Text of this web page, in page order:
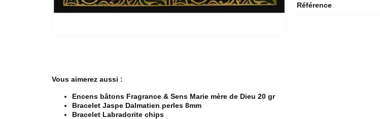
Référence
Vous aimerez aussi :
Encens bâtons Fragrance & Sens Marie mère de Dieu 20 gr
Bracelet Jaspe Dalmatien perles 8mm
Bracelet Labradorite chips